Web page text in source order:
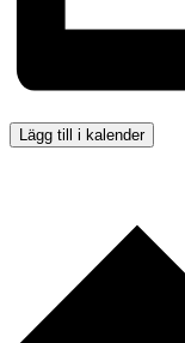
Lägg till i kalender